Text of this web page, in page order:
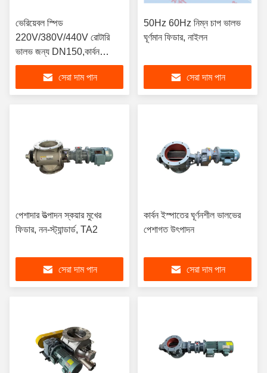
ভেরিয়েবল স্পিড
220V/380V/440V রোটারি
ভালভ জন্য DN150,কার্বন
ইস্পাত,ক্যাপাসিটি হ্রাস
সেরা দাম পান
50Hz 60Hz নিম্ন চাপ ভালভ
ঘূর্ণমান ফিডার, নাইলন
সেরা দাম পান
পেশাদার উত্পাদন স্কয়ার মুখের
ফিডার, নন-স্ট্যান্ডার্ড, TA2
সেরা দাম পান
কার্বন ইস্পাতের ঘূর্ণনশীল ভালভের
পেশাগত উৎপাদন
সেরা দাম পান